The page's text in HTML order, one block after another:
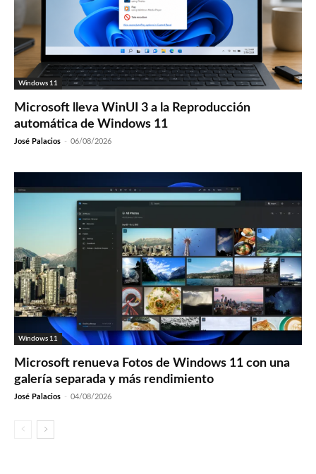
Windows 11
Microsoft lleva WinUI 3 a la Reproducción
automática de Windows 11
José Palacios - 06/08/2026
Windows 11
Microsoft renueva Fotos de Windows 11 con una
galería separada y más rendimiento
José Palacios - 04/08/2026